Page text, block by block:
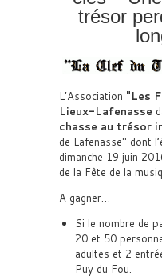
trésor
L’Association Les
Lieux-Lafenasse
chasse au trésor
de Lafenasse
dont
dimanche 19 juin
de la Fête de la
A gagner…
Si le nombre de
20 et 50
adultes et 2
Puy du Fou.